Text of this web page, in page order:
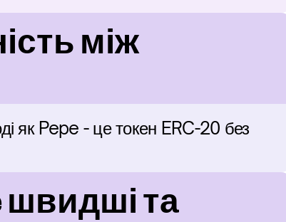
між
як Pepe - це токен ERC-20 без
та